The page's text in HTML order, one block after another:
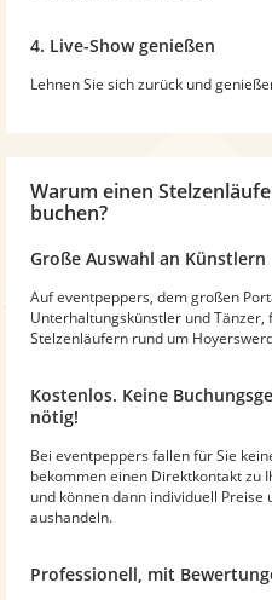
4. Live-Show genießen
Lehnen Sie sich zurück und
Warum einen
buchen?
Große Auswahl an Künstlern
Auf eventpeppers, dem großen
Unterhaltungskünstler und Tänzer,
Stelzenläufern rund um
Kostenlos. Keine
nötig!
Bei eventpeppers fallen für Sie
bekommen einen Direktkontakt zu
und können dann individuell
aushandeln.
Professionell, mit